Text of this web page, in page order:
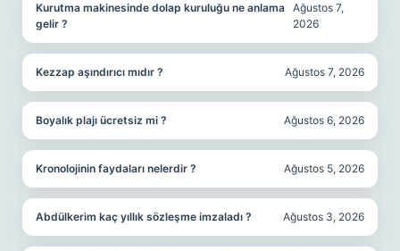
Kurutma makinesinde dolap kuruluğu ne anlama
gelir ?
Ağustos 7,
2026
Kezzap aşındırıcı mıdır ? Ağustos 7, 2026
Boyalık plajı ücretsiz mi ? Ağustos 6, 2026
Kronolojinin faydaları nelerdir ? Ağustos 5, 2026
Abdülkerim kaç yıllık sözleşme imzaladı ? Ağustos 3, 2026